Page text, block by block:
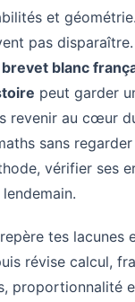
et
pas
blanc
peut garder
revenir au cœur
sans
vérifier ses
tes lacunes
révise calcul,
proportionnalité